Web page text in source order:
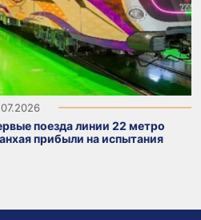
поезда линии 22 метро
прибыли на испытания